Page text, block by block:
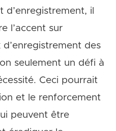
d’enregistrement, il
l’accent sur
d’enregistrement des
seulement un défi à
Ceci pourrait
et le renforcement
peuvent être